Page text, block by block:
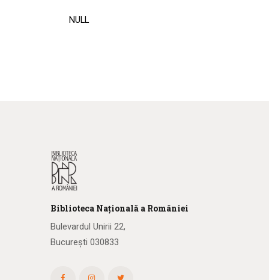
NULL
Biblioteca Națională a României
Bulevardul Unirii 22,
București 030833